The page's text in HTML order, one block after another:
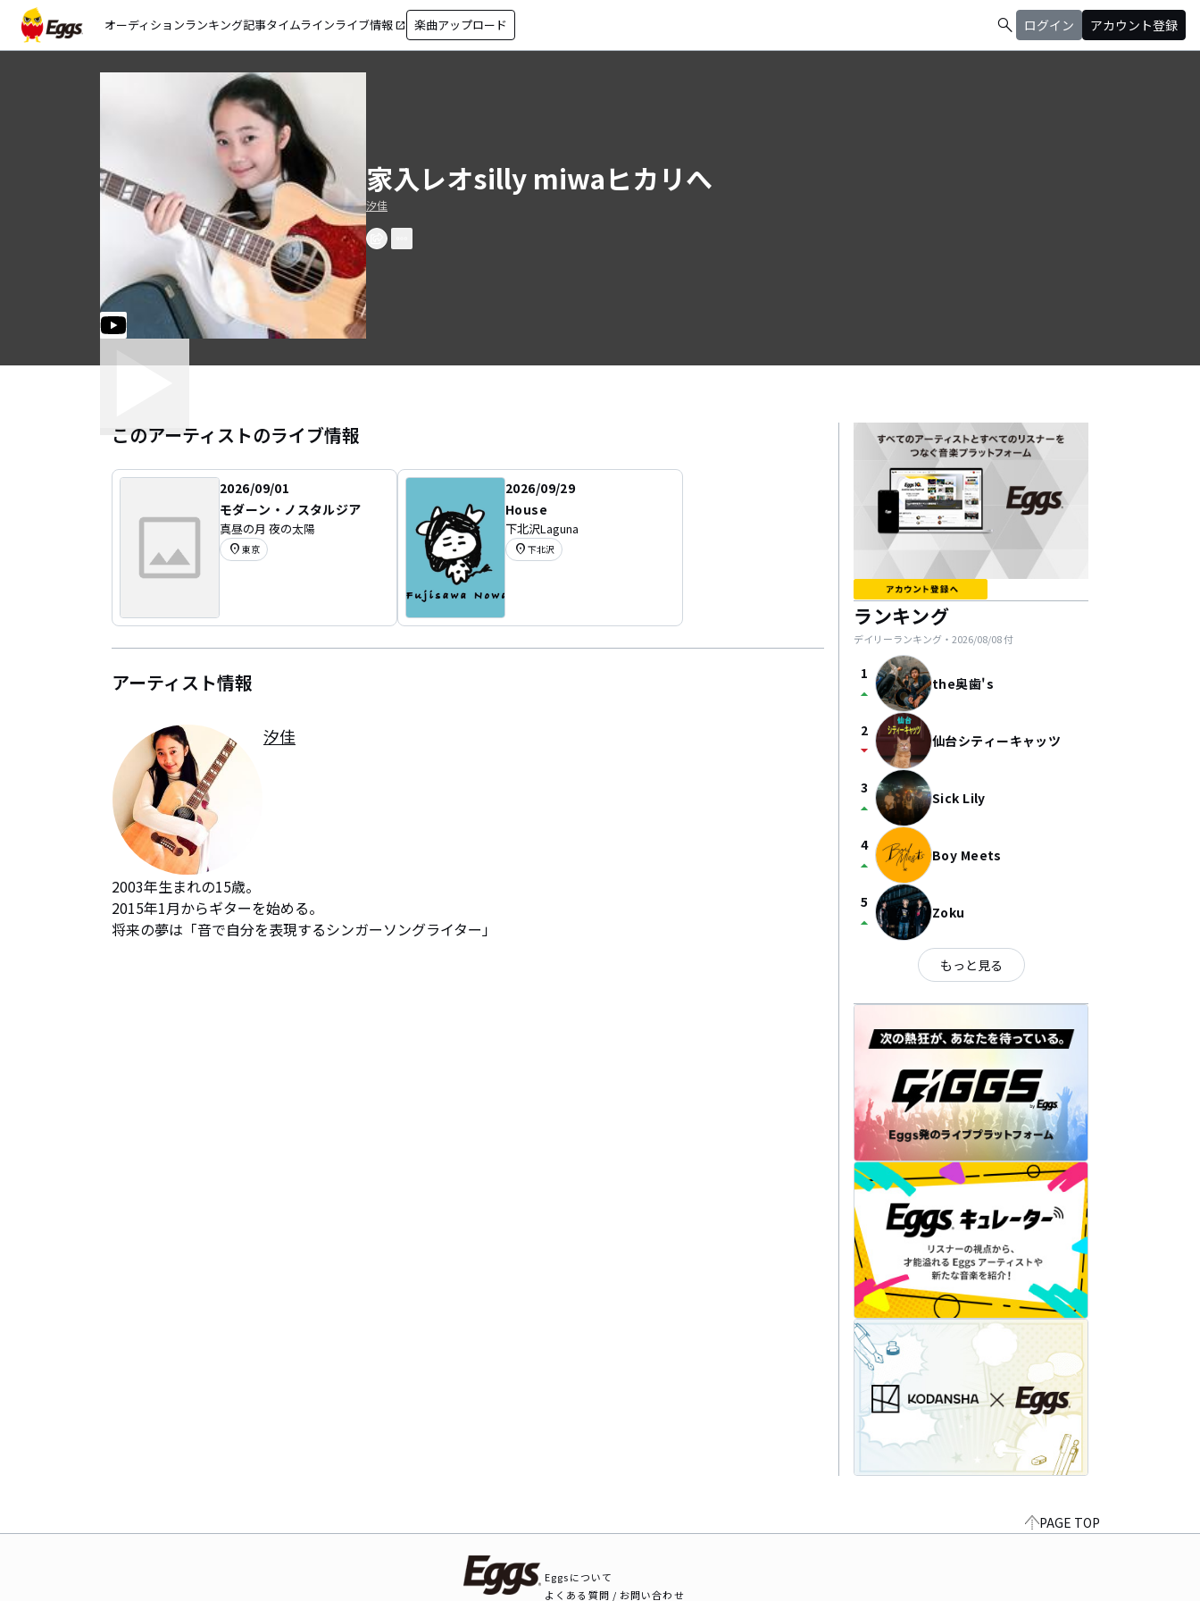
オーディションランキング記事タイムラインライブ情報 open_in_new 楽曲アップロード search ログイン アカウント登録
家入レオsilly miwaヒカリへ
汐佳
このアーティストのライブ情報
2026/09/01
モダーン・ノスタルジア
真昼の月 夜の太陽
location_on 東京
2026/09/29
House
下北沢Laguna
location_on 下北沢
アーティスト情報
汐佳
2003年生まれの15歳。
2015年1月からギターを始める。
将来の夢は「音で自分を表現するシンガーソングライター」
ランキング
デイリーランキング・ 2026/08/08付
1
arrow_drop_up the奥歯's
2
arrow_drop_down 仙台シティーキャッツ
3
arrow_drop_up Sick Lily
4
arrow_drop_up Boy Meets
5
arrow_drop_up Zoku
もっと見る
PAGE TOP
Eggsについて
よくある質問 / お問い合わせ